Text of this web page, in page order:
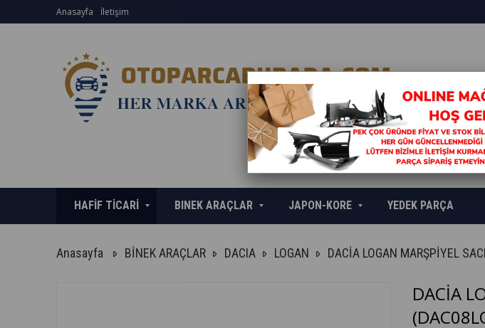
Anasayfa İletişim
HAFİF TİCARİ BINEK ARAÇLAR JAPON-KORE YEDEK PARÇA
Anasayfa BİNEK ARAÇLAR DACIA LOGAN DACİA LOGAN MARŞPİYEL
DACİA